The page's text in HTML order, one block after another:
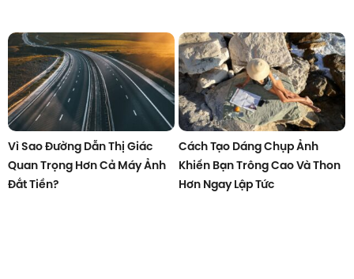
Vì Sao Đường Dẫn Thị Giác
Quan Trọng Hơn Cả Máy Ảnh
Đắt Tiền?
Cách Tạo Dáng Chụp Ảnh
Khiến Bạn Trông Cao Và Thon
Hơn Ngay Lập Tức